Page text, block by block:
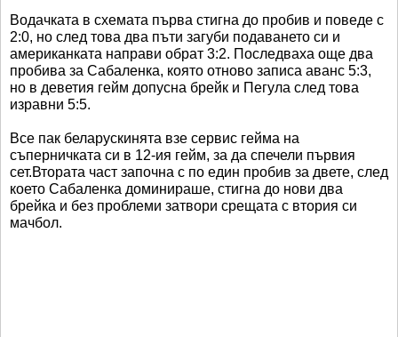
Водачката в схемата първа стигна до пробив и поведе с
2:0, но след това два пъти загуби подаването си и
американката направи обрат 3:2. Последваха още два
пробива за Сабаленка, която отново записа аванс 5:3,
но в деветия гейм допусна брейк и Пегула след това
изравни 5:5.
Все пак беларускинята взе сервис гейма на
съперничката си в 12-ия гейм, за да спечели първия
сет.Втората част започна с по един пробив за двете, след
което Сабаленка доминираше, стигна до нови два
брейка и без проблеми затвори срещата с втория си
мачбол.